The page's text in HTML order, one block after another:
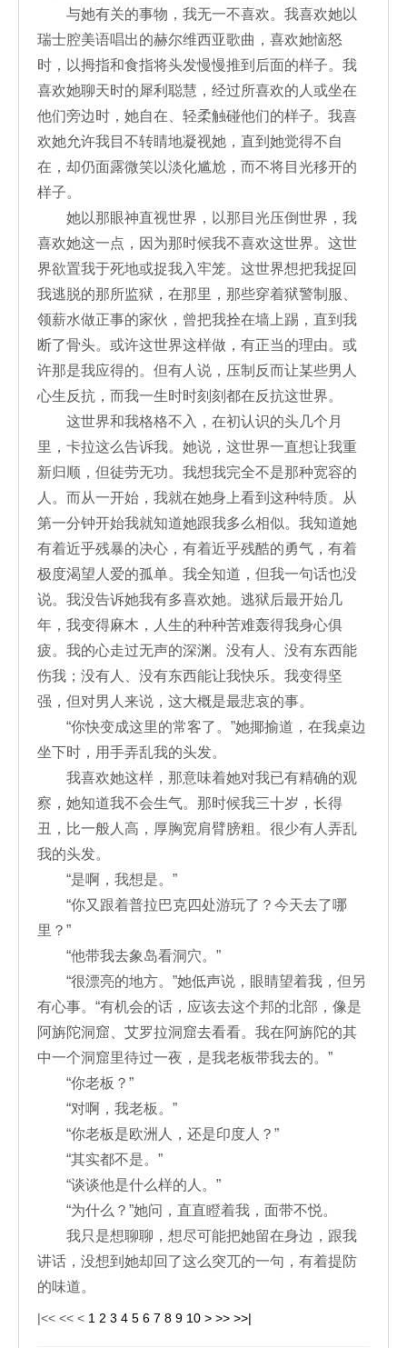
与她有关的事物，我无一不喜欢。我喜欢她以
瑞士腔美语唱出的赫尔维西亚歌曲，喜欢她恼怒
时，以拇指和食指将头发慢慢推到后面的样子。我
喜欢她聊天时的犀利聪慧，经过所喜欢的人或坐在
他们旁边时，她自在、轻柔触碰他们的样子。我喜
欢她允许我目不转睛地凝视她，直到她觉得不自
在，却仍面露微笑以淡化尴尬，而不将目光移开的
样子。
她以那眼神直视世界，以那目光压倒世界，我
喜欢她这一点，因为那时候我不喜欢这世界。这世
界欲置我于死地或捉我入牢笼。这世界想把我捉回
我逃脱的那所监狱，在那里，那些穿着狱警制服、
领薪水做正事的家伙，曾把我拴在墙上踢，直到我
断了骨头。或许这世界这样做，有正当的理由。或
许那是我应得的。但有人说，压制反而让某些男人
心生反抗，而我一生时时刻刻都在反抗这世界。
这世界和我格格不入，在初认识的头几个月
里，卡拉这么告诉我。她说，这世界一直想让我重
新归顺，但徒劳无功。我想我完全不是那种宽容的
人。而从一开始，我就在她身上看到这种特质。从
第一分钟开始我就知道她跟我多么相似。我知道她
有着近乎残暴的决心，有着近乎残酷的勇气，有着
极度渴望人爱的孤单。我全知道，但我一句话也没
说。我没告诉她我有多喜欢她。逃狱后最开始几
年，我变得麻木，人生的种种苦难轰得我身心俱
疲。我的心走过无声的深渊。没有人、没有东西能
伤我；没有人、没有东西能让我快乐。我变得坚
强，但对男人来说，这大概是最悲哀的事。
“你快变成这里的常客了。”她揶揄道，在我桌边
坐下时，用手弄乱我的头发。
我喜欢她这样，那意味着她对我已有精确的观
察，她知道我不会生气。那时候我三十岁，长得
丑，比一般人高，厚胸宽肩臂膀粗。很少有人弄乱
我的头发。
“是啊，我想是。”
“你又跟着普拉巴克四处游玩了？今天去了哪
里？”
“他带我去象岛看洞穴。”
“很漂亮的地方。”她低声说，眼睛望着我，但另
有心事。“有机会的话，应该去这个邦的北部，像是
阿旃陀洞窟、艾罗拉洞窟去看看。我在阿旃陀的其
中一个洞窟里待过一夜，是我老板带我去的。”
“你老板？”
“对啊，我老板。”
“你老板是欧洲人，还是印度人？”
“其实都不是。”
“谈谈他是什么样的人。”
“为什么？”她问，直直瞪着我，面带不悦。
我只是想聊聊，想尽可能把她留在身边，跟我
讲话，没想到她却回了这么突兀的一句，有着提防
的味道。
|<< << < 1 2 3 4 5 6 7 8 9 10 > >> >>|